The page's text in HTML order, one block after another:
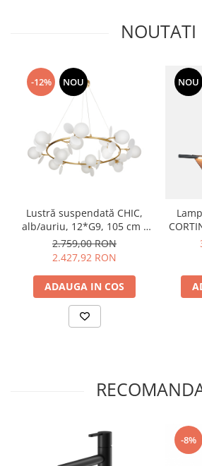
NOUTATI
-12% NOU
Lustră suspendată CHIC,
alb/auriu, 12*G9, 105 cm -
STEP INTO DESIGN
2.759,00 RON
2.427,92 RON
ADAUGA IN COS
NOU
-8%